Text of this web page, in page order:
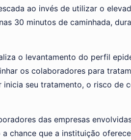
ao invés de utilizar o
30 minutos de caminhada,
o levantamento do perfil
os colaboradores para
seu tratamento, o risco de
das empresas
chance que a instituição